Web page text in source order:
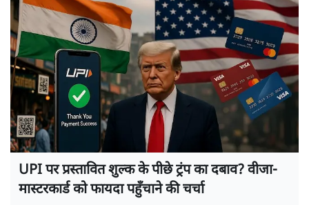
UPI पर प्रस्तावित शुल्क के पीछे ट्रंप का दबाव? वीजा-
मास्टरकार्ड को फायदा पहुँचाने की चर्चा